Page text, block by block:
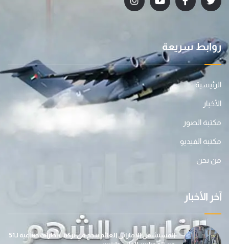
روابط سريعة
الرئيسية
الأخبار
مكتبة الصور
مكتبة الفيديو
من نحن
آخر الأخبار
المستشفى الإماراتي العائم ينجح في تركيب أطراف صناعية لـ51